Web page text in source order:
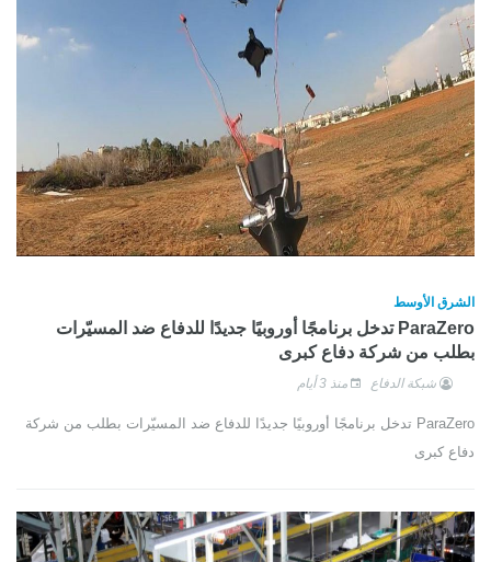
الشرق الأوسط
ParaZero تدخل برنامجًا أوروبيًا جديدًا للدفاع ضد المسيّرات
بطلب من شركة دفاع كبرى
شبكة الدفاع منذ 3 أيام
ParaZero تدخل برنامجًا أوروبيًا جديدًا للدفاع ضد المسيّرات بطلب من شركة
دفاع كبرى